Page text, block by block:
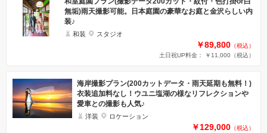
無垢)雨天撮影可能。日本庭園の豪華なお庭と金沢らしい内
装♪
和装 スタジオ
￥89,800 （税込）
土日祝UP料金： ￥11,000 （税込）
海岸撮影プラン(200カットデータ・雨天延期も無料！)
衣装追加料なし！ウユニ塩湖の様なリフレクションや
愛車との撮影も人気♪
洋装 ロケーション
￥129,000 （税込）